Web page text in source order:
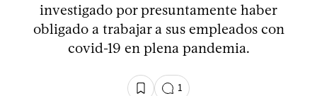
investigado por presuntamente haber
obligado a trabajar a sus empleados con
covid-19 en plena pandemia.
1